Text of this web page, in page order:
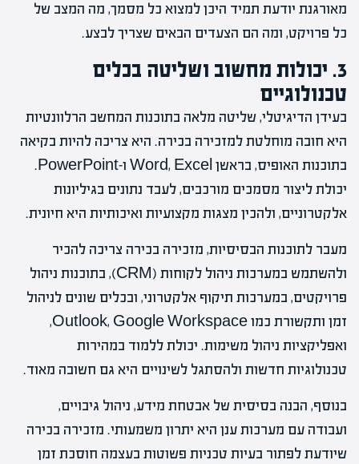
מאורגנת יודעת תמיד היכן למצוא כל מסמך, מה המצב של
כל פרויקט, ומה הם הצעדים הבאים שצריך לבצע.
3. יכולות מחשוב ושליטה בכלים
טכנולוגיים
בעידן הדיגיטלי, שליטה מלאה בתוכנות המחשב הרלוונטיות
היא חובה מוחלטת למזכירה בכירה. היא צריכה להיות בקיאה
בתוכנות האופיס, בראשן Word, Excel ו-PowerPoint.
יכולת ליצור מסמכים מורכבים, לעבד נתונים בגיליונות
אלקטרוניים, ולהכין מצגות מקצועיות ואיכותיות היא חיונית.
מעבר לתוכנות הבסיסיות, מזכירה בכירה צריכה להכיר
ולהשתמש במערכות ניהול לקוחות (CRM), בתוכנות ניהול
פרויקטים, במערכות תיקוף אלקטרוני, ובכלים שונים לניהול
זמן ותקשורת כמו Outlook, Google Workspace,
ואפליקציות ניהול משימות. יכולת ללמוד במהירות
טכנולוגיות חדשות ולהסתגל לשינויים היא גם חשובה מאוד.
בנוסף, הבנה בסיסית של אבטחת מידע, ניהול גיבויים,
ועבודה עם מערכות ענן היא יתרון משמעותי. מזכירה בכירה
שיודעת לפתור בעיות טכניות פשוטות בעצמה חוסכת זמן